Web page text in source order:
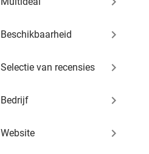
Beschikbaarheid keyboard_arrow_right
Selectie van recensies keyboard_arrow_right
Bedrijf keyboard_arrow_right
Website keyboard_arrow_right